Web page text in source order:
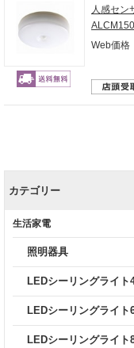
人感セン
Web価格
カテゴリー
生活家電
照明器具
LEDシーリングライト
LEDシーリングライト
LEDシーリングライト